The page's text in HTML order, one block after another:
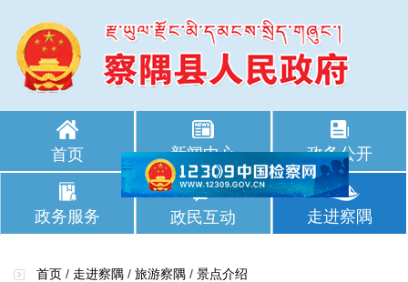
首页 新闻中心 政务公开
政务服务 政民互动 走进察隅
首页 / 走进察隅 / 旅游察隅 / 景点介绍